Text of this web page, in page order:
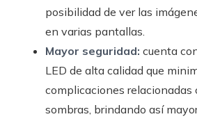
posibilidad de ver las
en varias pantallas.
Mayor seguridad: cuenta
LED de alta calidad que
complicaciones relacionadas
sombras, brindando así